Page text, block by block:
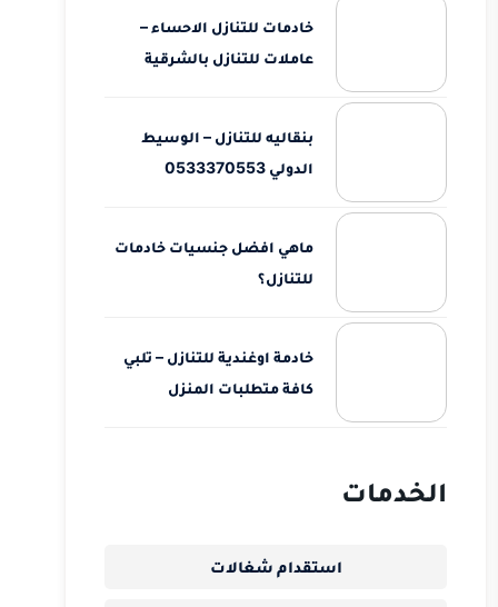
خادمات للتنازل الاحساء –
عاملات للتنازل بالشرقية
بنقاليه للتنازل – الوسيط
الدولي 0533370553
ماهي افضل جنسيات خادمات
للتنازل؟
خادمة اوغندية للتنازل – تلبي
كافة متطلبات المنزل
الخدمات
استقدام شغالات